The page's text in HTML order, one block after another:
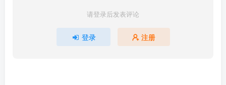
请登录后发表评论
登录 注册